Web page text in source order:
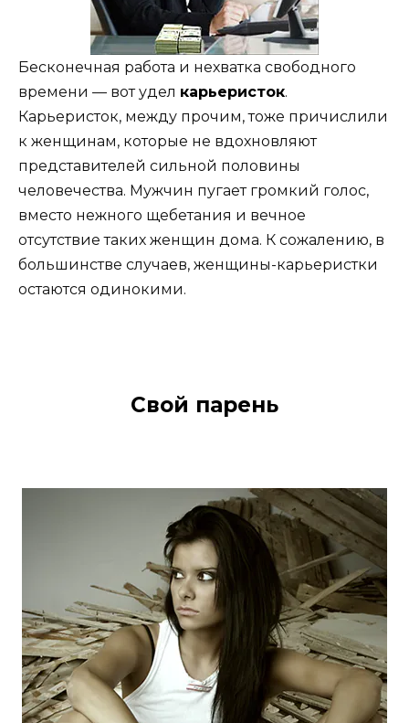
Бесконечная работа и нехватка свободного
времени — вот удел карьеристок.
Карьеристок, между прочим, тоже причислили
к женщинам, которые не вдохновляют
представителей сильной половины
человечества. Мужчин пугает громкий голос,
вместо нежного щебетания и вечное
отсутствие таких женщин дома. К сожалению, в
большинстве случаев, женщины-карьеристки
остаются одинокими.
Свой парень